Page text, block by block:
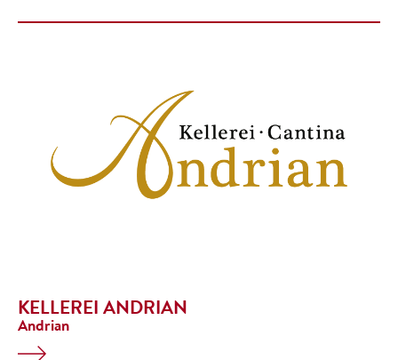
KELLEREI ANDRIAN
Andrian